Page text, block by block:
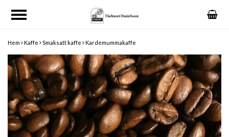
Hem Kaffe Smaksatt kaffe Kardemummakaffe